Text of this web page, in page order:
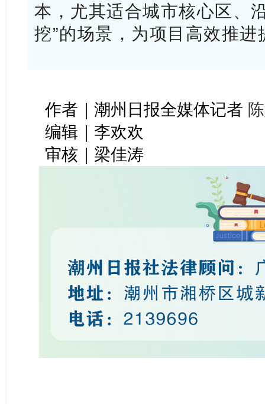
本，尤其适合城市核心区、
挖”的场景，为项目高效推
作者｜潮州日报全媒体记者
编辑｜李欢欢
审核｜梁佳涛